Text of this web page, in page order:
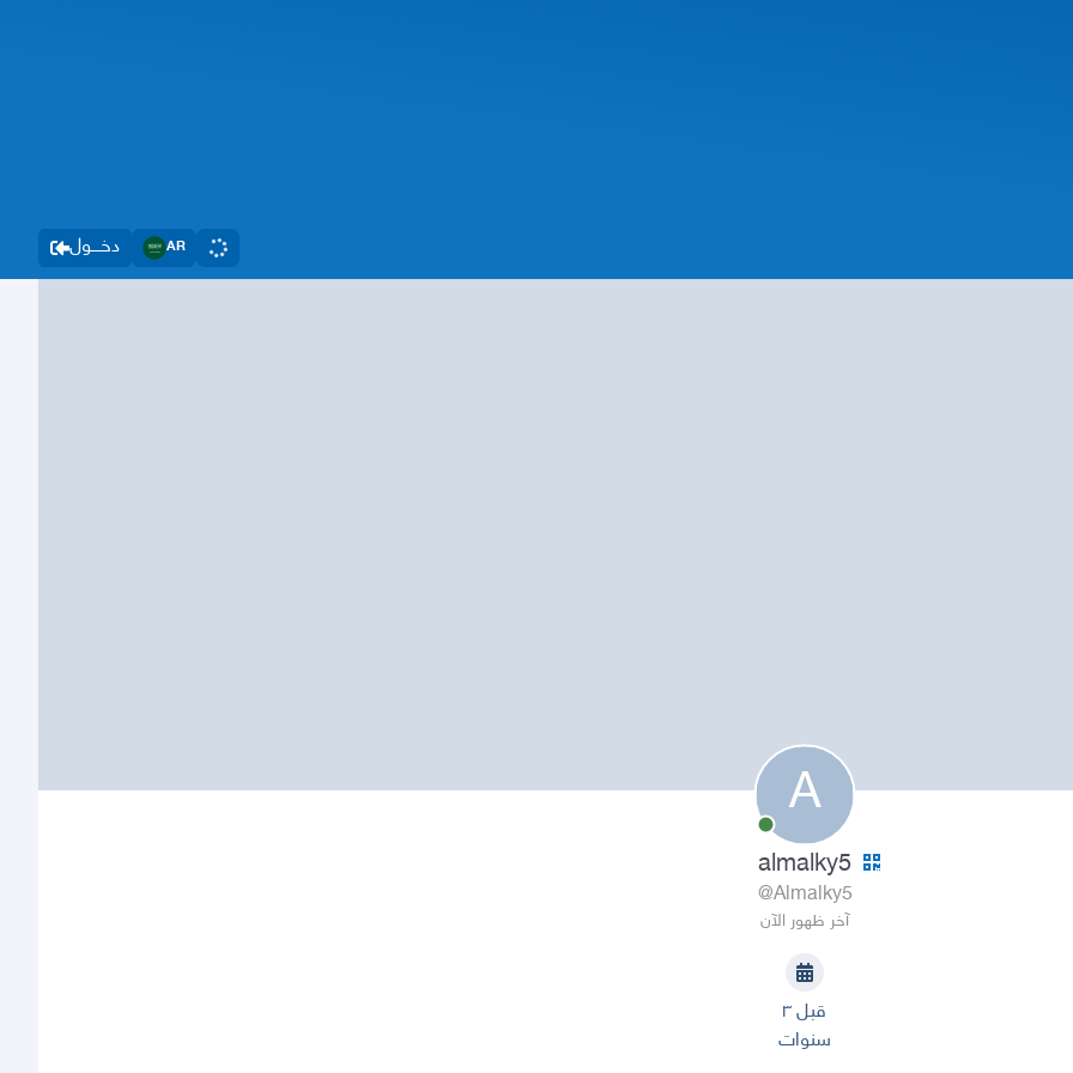
دخــــول AR
A
almalky5
@Almalky5
آخر ظهور الآن
قبل ٣
سنوات